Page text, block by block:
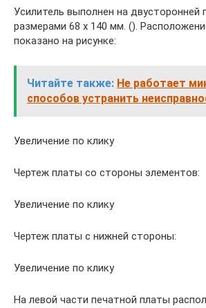
Усилитель выполнен на двусторонней
размерами 68 х 140 мм. ().
показано на рисунке:
Читайте также: Не работает
способов устранить
Увеличение по клику
Чертеж платы со стороны элементов:
Увеличение по клику
Чертеж платы с нижней стороны:
Увеличение по клику
На левой части печатной платы